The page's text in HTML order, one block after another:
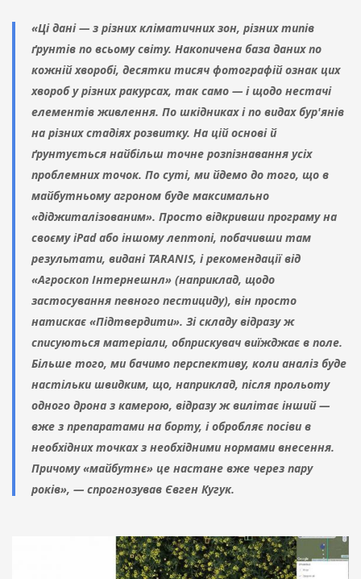
«Ці дані — з різних кліматичних зон, різних типів
ґрунтів по всьому світу. Накопичена база даних по
кожній хворобі, десятки тисяч фотографій ознак цих
хвороб у різних ракурсах, так само — і щодо нестачі
елементів живлення. По шкідниках і по видах бур'янів
на різних стадіях розвитку. На цій основі й
ґрунтується найбільш точне розпізнавання усіх
проблемних точок. По суті, ми йдемо до того, що в
майбутньому агроном буде максимально
«діджиталізованим». Просто відкривши програму на
своєму iPad або іншому лептопі, побачивши там
результати, видані TARANIS, і рекомендації від
«Агроскоп Інтернешнл» (наприклад, щодо
застосування певного пестициду), він просто
натискає «Підтвердити». Зі складу відразу ж
списуються матеріали, обприскувач виїжджає в поле.
Більше того, ми бачимо перспективу, коли аналіз буде
настільки швидким, що, наприклад, після прольоту
одного дрона з камерою, відразу ж вилітає інший —
вже з препаратами на борту, і обробляє посіви в
необхідних точках з необхідними нормами внесення.
Причому «майбутнє» це настане вже через пару
років», — спрогнозував Євген Кугук.